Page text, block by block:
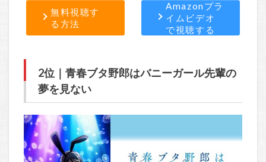
無料視聴す
る方法
Amazonプラ
イムビデオ
で視聴する
2位｜青春ブタ野郎はバニーガール先輩の
夢を見ない